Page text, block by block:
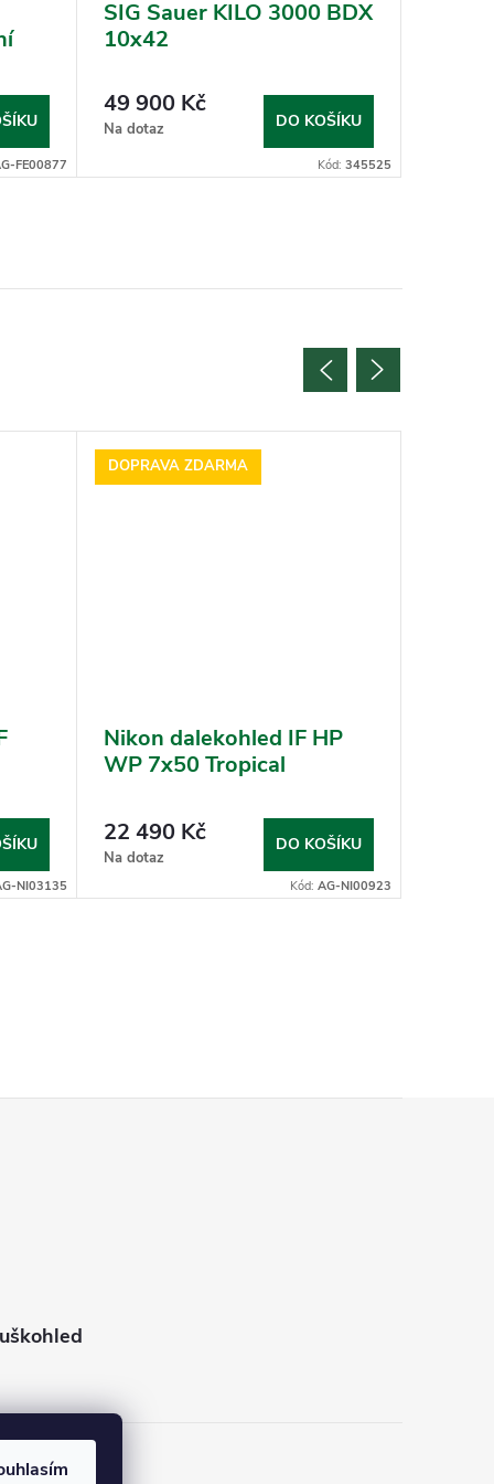
FE00877
SIG Sauer KILO 3000 BDX
10x42
49 900 Kč
Na dotaz DO KOŠÍKU
Kód: 345525
NI03135
DOPRAVA ZDARMA
Nikon dalekohled IF HP
WP 7x50 Tropical
22 490 Kč
Na dotaz
DO KOŠÍKU
Kód: AG-NI00923